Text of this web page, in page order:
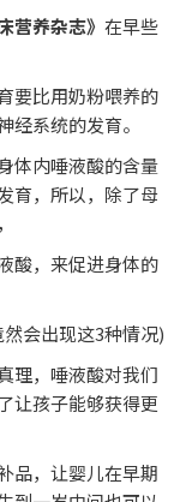
营养杂志》 在早些
要比用奶粉喂养的
系统的发育。
体内唾液酸的含量
育，所以，除了母
酸，来促进身体的
理，唾液酸对我们
让孩子能够获得更
品，让婴儿在早期